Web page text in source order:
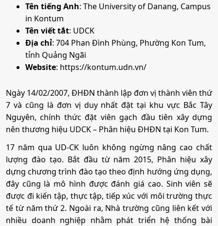
• Phương thức xét tuyển: Ưu TiênHọc Bạ ĐT THPTThi Riêng
• Tổ hợp:X01; C14; X21; A09; X02; X26; C03; C04
6. Luật kinh tế
•Mã ngành:
• Phương thức xét tuyển:Ưu TiênHọc Bạ ĐT THPTThi Riêng
• Tổ hợp:C00; X74; C20; X70; C19; D14; X01; C14; C03
7. Công nghệ thông tin
•Mã ngành:7480201
• Phương thức xét tuyển:Ưu TiênHọc Bạ ĐT THPT Thi Riêng
• Tổ hợp:D01; A00; A01; X26; X06; D07
Tên tiếng Anh: The University of Danang, Campus
in Kontum
Tên viết tắt: UDCK
Địa chỉ: 704 Phan Đình Phùng, Phường Kon Tum,
tỉnh Quảng Ngãi
Website: https://kontum.udn.vn/
Ngày 14/02/2007, ĐHĐN thành lập đơn vị thành viên thứ
7 và cũng là đơn vị duy nhất đặt tại khu vực Bắc Tây
Nguyên, chính thức đặt viên gạch đầu tiên xây dựng
nên thương hiệu UDCK – Phân hiệu ĐHĐN tại Kon Tum.
17 năm qua UD-CK luôn không ngừng nâng cao chất
lượng đào tạo. Bắt đầu từ năm 2015, Phân hiệu xây
dựng chương trình đào tạo theo định hướng ứng dụng,
đây cũng là mô hình được đánh giá cao. Sinh viên sẽ
được đi kiến tập, thực tập, tiếp xúc với môi trường thực
tế từ năm thứ 2. Ngoài ra, Nhà trường cũng liên kết với
nhiều doanh nghiệp nhằm phát triển hệ thống bài